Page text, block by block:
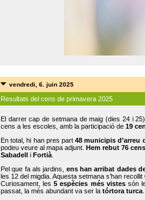
vendredi, 6. juin 2025
Resultats del cens de primavera 2025
El darrer cap de setmana de maig (dies 24 i
cens a les escoles, amb la participació de 19
En total, hi han pres part48 municipis d’arreu
podeu veure al mapa adjunt. Hem rebut 76
Sabadell i Fortià
Pel que fa als jardins, ens han arribat dades
les 12 del migdia. Aquesta setmana s’han recollit
Curiosament, les5 espècies més vistessón
passat, la més abundant va ser la tórtora turca